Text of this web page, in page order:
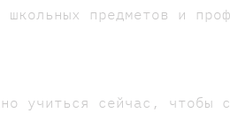
школьных предметов и
учиться сейчас, чтобы